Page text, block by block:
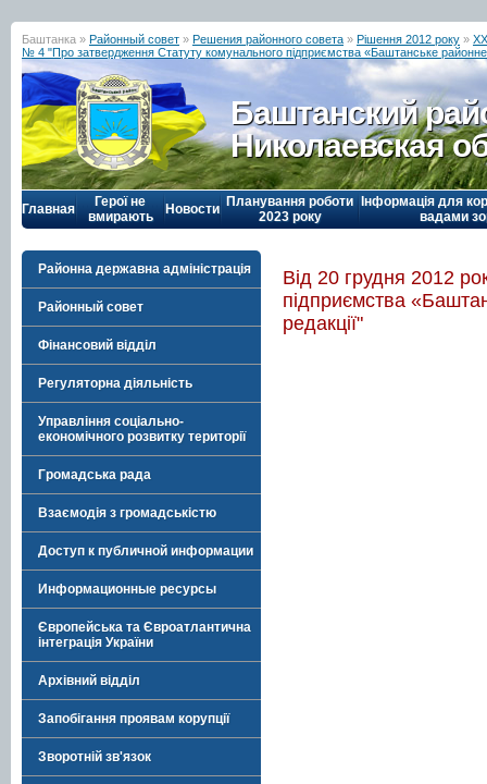
Баштанка » Районный совет » Решения районного совета » Рішення 2012 року »
№ 4 "Про затвердження Статуту комунального підприємства «Баштанське районне
Баштанский
Николаевская
Главная
Герої не
вмирають
Новости Планування роботи
2023 року
Інформація для
вадами
Районна державна адміністрація
Районный совет
Фінансовий відділ
Регуляторна діяльність
Управління соціально-
економічного розвитку території
Громадська рада
Взаємодія з громадськістю
Доступ к публичной информации
Информационные ресурсы
Європейська та Євроатлантична
інтеграція України
Архівний відділ
Запобігання проявам корупції
Зворотній зв'язок
Від 20 грудня 2012
підприємства
редакції"